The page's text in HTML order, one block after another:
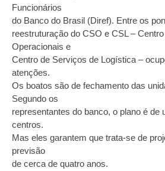
Funcionários
do Banco do Brasil (Diref). Entre os
reestruturação do CSO e CSL –
Operacionais e
Centro de Serviços de Logística –
atenções.
Os boatos são de fechamento das
Segundo os
representantes do banco, o plano é de
centros.
Mas eles garantem que trata-se de
previsão
de cerca de quatro anos.